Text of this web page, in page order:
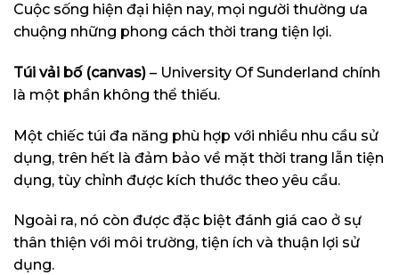
Cuộc sống hiện đại hiện nay, mọi người thường ưa
chuộng những phong cách thời trang tiện lợi.
Túi vải bố (canvas) – University Of Sunderland chính
là một phần không thể thiếu.
Một chiếc túi đa năng phù hợp với nhiều nhu cầu sử
dụng, trên hết là đảm bảo về mặt thời trang lẫn tiện
dụng, tùy chỉnh được kích thước theo yêu cầu.
Ngoài ra, nó còn được đặc biệt đánh giá cao ở sự
thân thiện với môi trường, tiện ích và thuận lợi sử
dụng.